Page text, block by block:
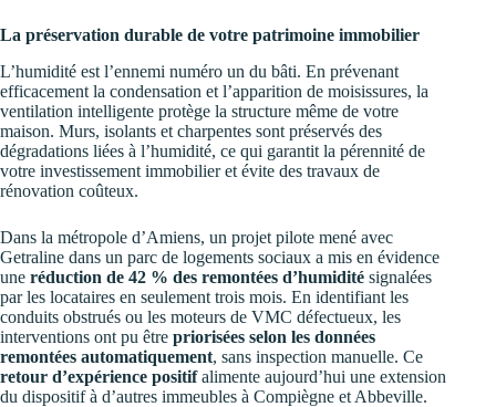
La préservation durable de votre patrimoine immobilier
L’humidité est l’ennemi numéro un du bâti. En prévenant
efficacement la condensation et l’apparition de moisissures, la
ventilation intelligente protège la structure même de votre
maison. Murs, isolants et charpentes sont préservés des
dégradations liées à l’humidité, ce qui garantit la pérennité de
votre investissement immobilier et évite des travaux de
rénovation coûteux.
Dans la métropole d’Amiens, un projet pilote mené avec
Getraline dans un parc de logements sociaux a mis en évidence
une réduction de 42 % des remontées d’humidité signalées
par les locataires en seulement trois mois. En identifiant les
conduits obstrués ou les moteurs de VMC défectueux, les
interventions ont pu être priorisées selon les données
remontées automatiquement, sans inspection manuelle. Ce
retour d’expérience positifalimente aujourd’hui une extension
du dispositif à d’autres immeubles à Compiègne et Abbeville.